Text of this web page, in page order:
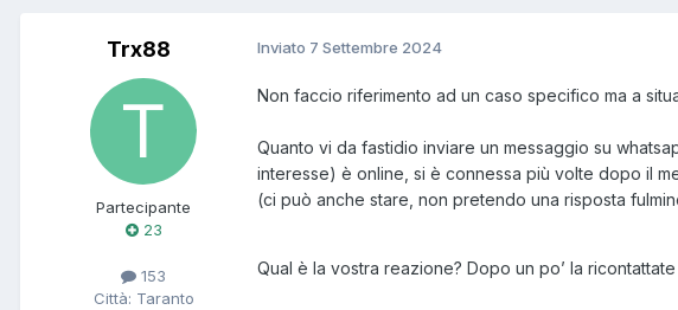
Trx88
Partecipante
23
153
Città: Taranto
Inviato 7 Settembre 2024
Non faccio riferimento ad un caso specifico ma a
Quanto vi da fastidio inviare un messaggio su
interesse) è online, si è connessa più volte dopo il
(ci può anche stare, non pretendo una risposta
Qual è la vostra reazione? Dopo un po’ la